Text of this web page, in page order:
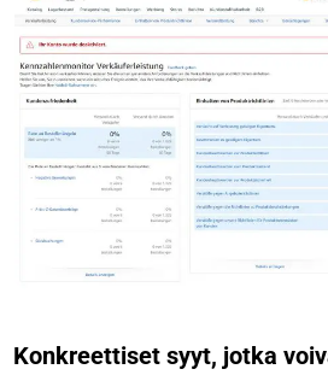
Konkreettiset syyt, jotka